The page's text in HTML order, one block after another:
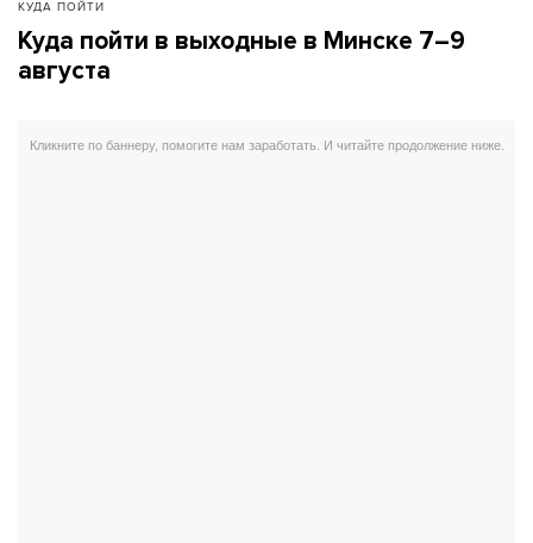
КУДА ПОЙТИ
Куда пойти в выходные в Минске 7–9
августа